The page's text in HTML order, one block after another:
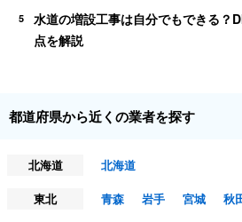
5
水道の増設工事は自分でもできる？
点を解説
都道府県から近くの業者を探す
北海道
北海道
東北
青森 岩手 宮城 秋